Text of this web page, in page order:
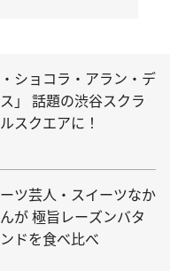
・ショコラ・アラン・デ
」 話題の渋谷スクラ
スクエアに！
ツ芸人・スイーツなか
が 極旨レーズンバタ
ドを食べ比べ